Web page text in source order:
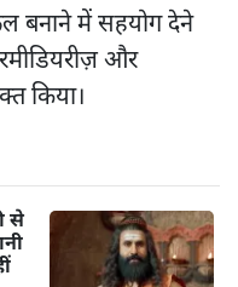
बनाने में सहयोग देने
और
किया।
से